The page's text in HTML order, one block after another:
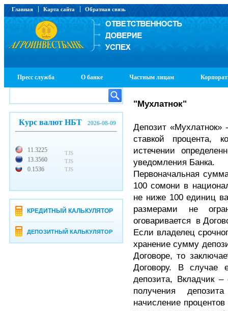
Главная Карта сайта Обратная связь
Пресс служба О банке Частным лицам
Курс валют НБТ 2026-08-09
11.3225
13.3560
0.1536
TJS
TJS
TJS
КРЕДИТНЫЙ КАЛЬКУЛЯТОР
ДЕПОЗИТНЫЙ КАЛЬКУЛЯТОР
"Мухлатнок"
Депозит
ставкой процента,
истечении
уведомления Банка.
Первоначальная
100 сомони в
не ниже 100 единиц
размерами не
оговаривается в
Если владелец
хранение сумму
Договоре, то
Договору. В случае
депозита, Вкладчик
получения
начисление